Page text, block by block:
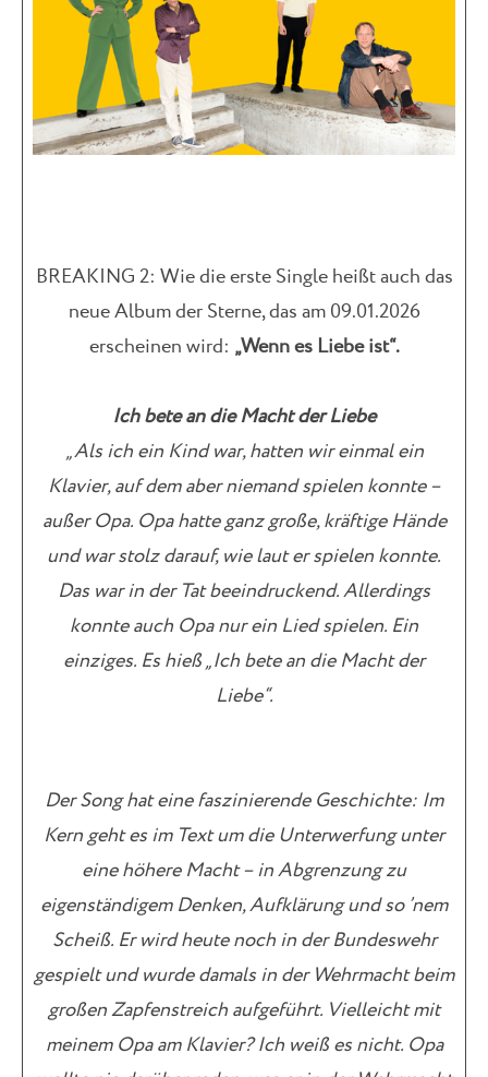
BREAKING 2: Wie die erste Single heißt auch das
neue Album der Sterne, das am 09.01.2026
erscheinen wird: „Wenn es Liebe ist“.
Ich bete an die Macht der Liebe
„Als ich ein Kind war, hatten wir einmal ein
Klavier, auf dem aber niemand spielen konnte –
außer Opa. Opa hatte ganz große, kräftige Hände
und war stolz darauf, wie laut er spielen konnte.
Das war in der Tat beeindruckend. Allerdings
konnte auch Opa nur ein Lied spielen. Ein
einziges. Es hieß „Ich bete an die Macht der
Liebe“.
Der Song hat eine faszinierende Geschichte: Im
Kern geht es im Text um die Unterwerfung unter
eine höhere Macht – in Abgrenzung zu
eigenständigem Denken, Aufklärung und so ’nem
Scheiß. Er wird heute noch in der Bundeswehr
gespielt und wurde damals in der Wehrmacht beim
großen Zapfenstreich aufgeführt. Vielleicht mit
meinem Opa am Klavier? Ich weiß es nicht. Opa